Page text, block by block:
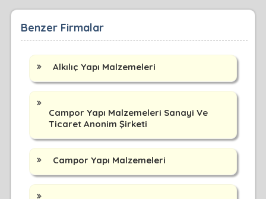
Benzer Firmalar
Alkılıç Yapı Malzemeleri
Campor Yapı Malzemeleri Sanayi Ve
Ticaret Anonim Şirketi
Campor Yapı Malzemeleri